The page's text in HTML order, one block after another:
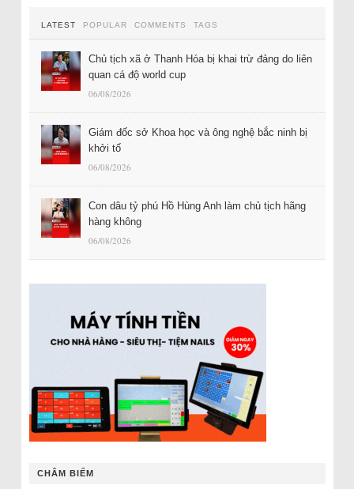
LATEST POPULAR COMMENTS TAGS
Chủ tịch xã ở Thanh Hóa bị khai trừ đảng do liên
quan cá độ world cup
06/08/2026
Giám đốc sở Khoa học và ông nghệ bắc ninh bị
khởi tố
06/08/2026
Con dâu tỷ phú Hồ Hùng Anh làm chủ tịch hãng
hàng không
06/08/2026
CHÂM BIẾM